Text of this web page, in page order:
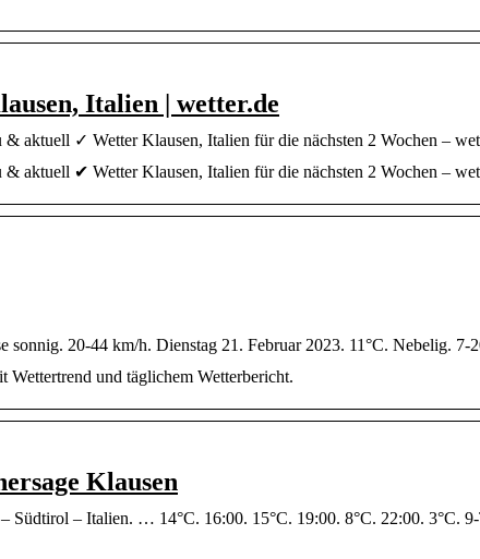
Italien | wetter.de
aktuell ✓ Wetter Klausen, Italien für die nächsten 2 Wochen –
aktuell ✔ Wetter Klausen, Italien für die nächsten 2 Wochen –
sonnig. 20-44 km/h. Dienstag 21. Februar 2023. 11°C. Nebelig.
und täglichem Wetterbericht.
Klausen
Südtirol – Italien. … 14°C. 16:00. 15°C. 19:00. 8°C. 22:00. 3°C.